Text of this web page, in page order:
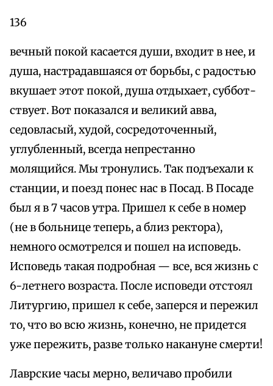
136
вечный покой касается души, входит в нее, и
душа, настрадавшаяся от борьбы, с радостью
вкушает этот покой, душа отдыхает, суббот-
ствует. Вот показался и великий авва,
седовласый, худой, сосредоточенный,
углубленный, всегда непрестанно
молящийся. Мы тронулись. Так подъехали к
станции, и поезд понес нас в Посад. В Посаде
был я в 7 часов утра. Пришел к себе в номер
(не в больнице теперь, а близ ректора),
немного осмотрелся и пошел на исповедь.
Исповедь такая подробная — все, вся жизнь с
6-летнего возраста. После исповеди отстоял
Литургию, пришел к себе, заперся и пережил
то, что во всю жизнь, конечно, не придется
уже пережить, разве только накануне смерти!
Лаврские часы мерно, величаво пробили